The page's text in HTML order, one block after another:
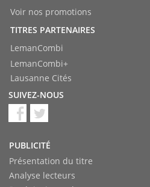
PUBLICITÉ
Présentation du titre
Analyse lecteurs
Voir nos promotions
TITRES PARTENAIRES
LemanCombi
LemanCombi+
Lausanne Cités
SUIVEZ-NOUS